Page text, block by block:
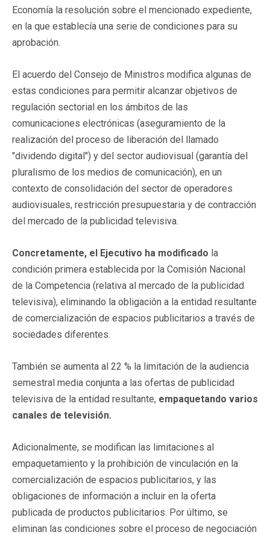
Economía la resolución sobre el mencionado expediente,
en la que establecía una serie de condiciones para su
aprobación.
El acuerdo del Consejo de Ministros modifica algunas de
estas condiciones para permitir alcanzar objetivos de
regulación sectorial en los ámbitos de las
comunicaciones electrónicas (aseguramiento de la
realización del proceso de liberación del llamado
"dividendo digital") y del sector audiovisual (garantía del
pluralismo de los medios de comunicación), en un
contexto de consolidación del sector de operadores
audiovisuales, restricción presupuestaria y de contracción
del mercado de la publicidad televisiva.
Concretamente, el Ejecutivo ha modificado la
condición primera establecida por la Comisión Nacional
de la Competencia (relativa al mercado de la publicidad
televisiva), eliminando la obligación a la entidad resultante
de comercialización de espacios publicitarios a través de
sociedades diferentes.
También se aumenta al 22 % la limitación de la audiencia
semestral media conjunta a las ofertas de publicidad
televisiva de la entidad resultante, empaquetando varios
canales de televisión.
Adicionalmente, se modifican las limitaciones al
empaquetamiento y la prohibición de vinculación en la
comercialización de espacios publicitarios, y las
obligaciones de información a incluir en la oferta
publicada de productos publicitarios. Por último, se
eliminan las condiciones sobre el proceso de negociación